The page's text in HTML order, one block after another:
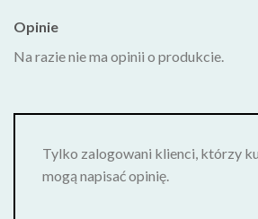
Opinie
Na razie nie ma opinii o produkcie.
Tylko zalogowani klienci, którzy
mogą napisać opinię.